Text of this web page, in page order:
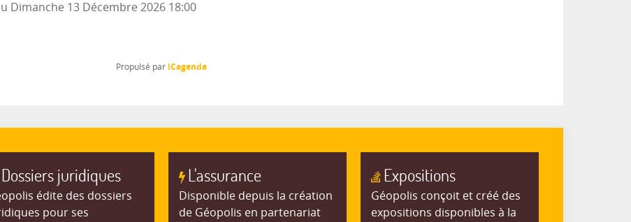
Dimanche 13 Décembre 2026 18:00
Propulsé par iCagenda
Dossiers juridiques
édite des dossiers
pour ses
L'assurance
Disponible depuis la création
de Géopolis en partenariat
Expositions
Géopolis conçoit et créé des
expositions disponibles à la